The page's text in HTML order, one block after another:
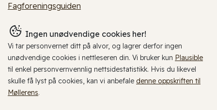
Fagforeningsguiden
Ingen unødvendige cookies her!
Vi tar personvernet ditt på alvor, og lagrer derfor ingen
unødvendige cookies i nettleseren din. Vi bruker kun Plausible
til enkel personvernvennlig nettsidestatistikk. Hvis du likevel
skulle få lyst på cookies, kan vi anbefale denne oppskriften til
Møllerens.